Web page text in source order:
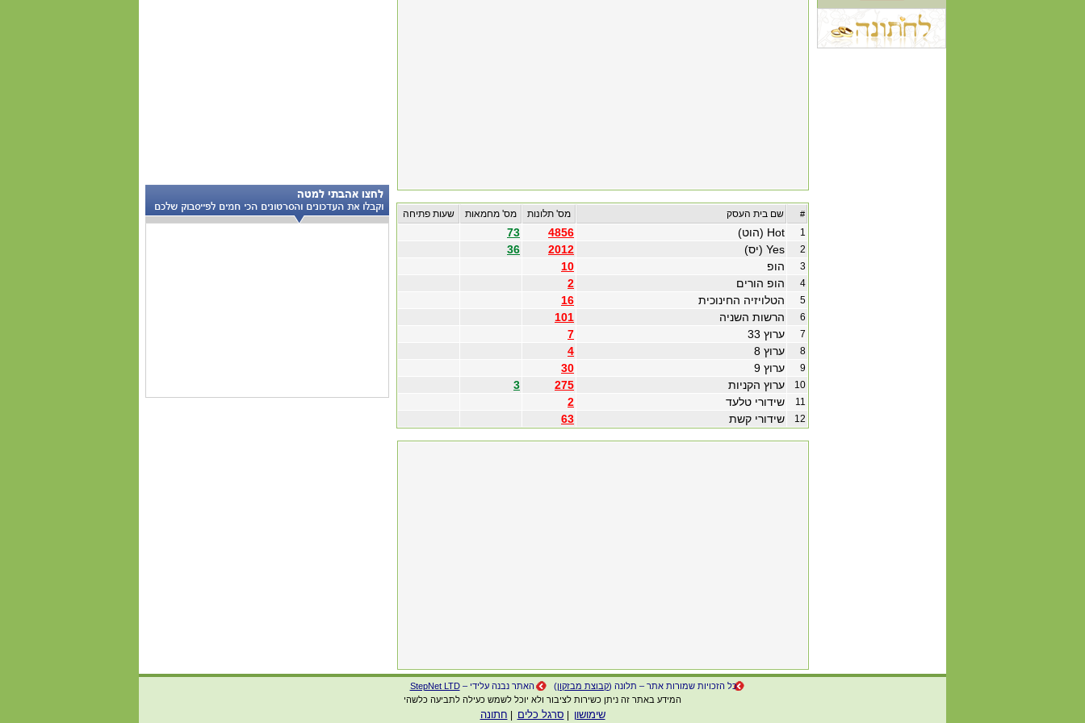
שם בית העסק #
73 4856 Hot (הוט) 1
36 2012 Yes (יס) 2
10 הופ 3
2 הופ הורים 4
16 הטלויזיה החינוכית 5
101 הרשות השניה 6
7 ערוץ 33 7
4 ערוץ 8 8
30 ערוץ 9 9
3 275 ערוץ הקניות 10
2 שידורי טלעד 11
63 שידורי קשת 12
כל הזכויות שמורות אתר – תלונה (קבוצת מבזקון) האתר נבנה עלידי –StepNet LTD
המידע באתר זה ניתן כשירות לציבור ולא יוכל לשמש כעילה לתביעה כלשהי
שימושון סרגל כלים חתונה